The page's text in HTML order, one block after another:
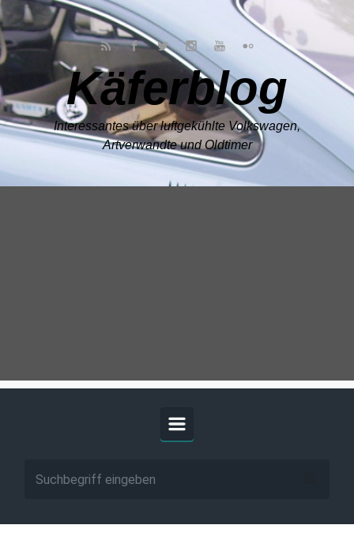
Zum Hauptinhalt springen
Käferblog
Interessantes über luftgekühlte Volkswagen,
Artverwandte und Oldtimer